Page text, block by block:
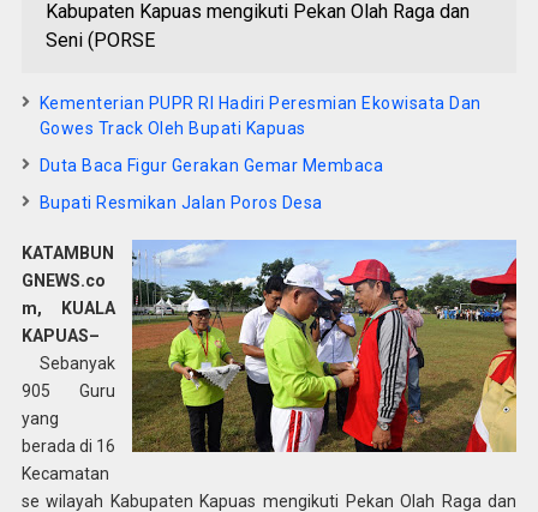
Kabupaten Kapuas mengikuti Pekan Olah Raga dan
Seni (PORSE
Kementerian PUPR RI Hadiri Peresmian Ekowisata Dan
Gowes Track Oleh Bupati Kapuas
Duta Baca Figur Gerakan Gemar Membaca
Bupati Resmikan Jalan Poros Desa
KATAMBUN
GNEWS.co
m, KUALA
KAPUAS–
Sebanyak
905 Guru
yang
berada di 16
Kecamatan
se wilayah Kabupaten Kapuas mengikuti Pekan Olah Raga dan